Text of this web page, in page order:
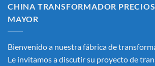
CHINA TRANSFORMADOR
MAYOR
Bienvenido a nuestra fábrica de
Le invitamos a discutir su proyecto de